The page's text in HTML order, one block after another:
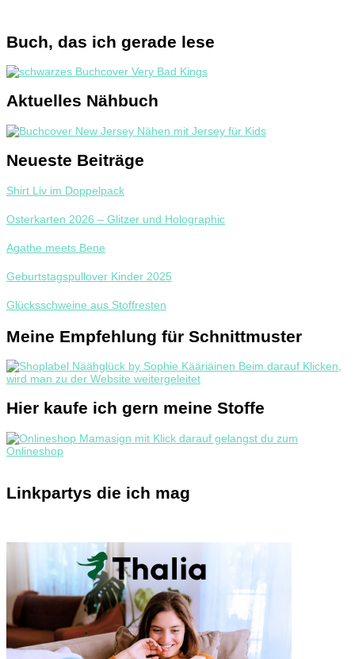
Buch, das ich gerade lese
Aktuelles Nähbuch
Neueste Beiträge
Shirt Liv im Doppelpack
Osterkarten 2026 – Glitzer und Holographic
Agathe meets Bene
Geburtstagspullover Kinder 2025
Glücksschweine aus Stoffresten
Meine Empfehlung für Schnittmuster
Hier kaufe ich gern meine Stoffe
Linkpartys die ich mag